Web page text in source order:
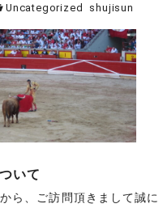
Uncategorized shujisun
いて
ら、ご訪問頂きまして誠に